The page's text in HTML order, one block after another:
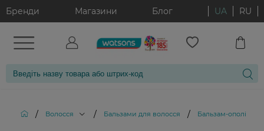
Бренди Магазини Блог UA RU
/ Волосся / Бальзами для волосся / Бальзам-